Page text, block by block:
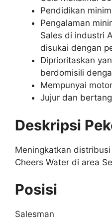
Pendidikan
Pengalaman
Sales di industri
disukai dengan
Diprioritaskan
berdomisili
Mempunyai
Jujur dan
Deskripsi
Meningkatkan
Cheers Water di area
Posisi
Salesman